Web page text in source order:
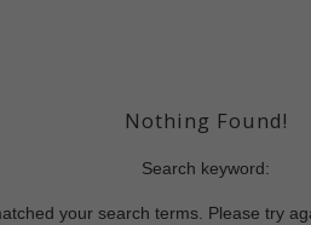
Nothing Found!
Search keyword:
your search terms. Please try